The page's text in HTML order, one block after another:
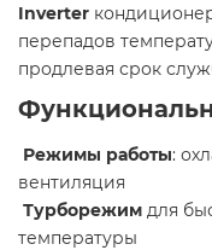
Inverter
перепадов
продлевая срок
Режимы работы:
вентиляция
Турборежим для
температуры